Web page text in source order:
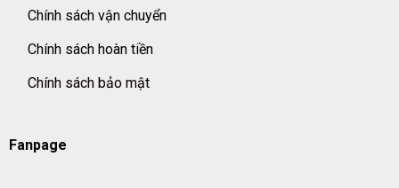
Chính sách vận chuyển
Chính sách hoàn tiền
Chính sách bảo mật
Fanpage